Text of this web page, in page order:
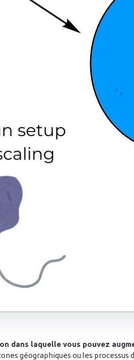
dans laquelle vous pouvez
géographiques ou les processus